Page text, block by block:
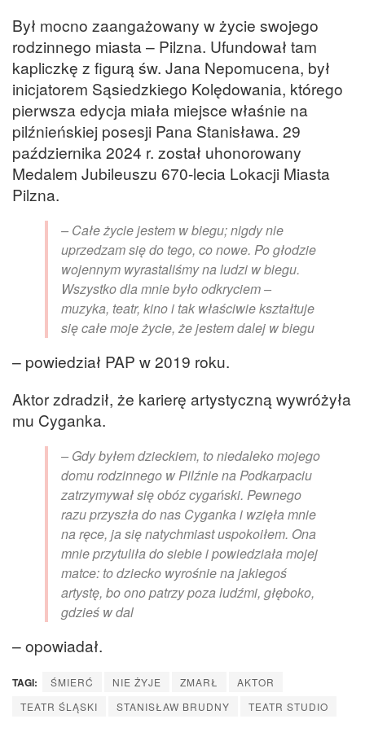
Był mocno zaangażowany w życie swojego
rodzinnego miasta – Pilzna. Ufundował tam
kapliczkę z figurą św. Jana Nepomucena, był
inicjatorem Sąsiedzkiego Kolędowania, którego
pierwsza edycja miała miejsce właśnie na
pilźnieńskiej posesji Pana Stanisława. 29
października 2024 r. został uhonorowany
Medalem Jubileuszu 670-lecia Lokacji Miasta
Pilzna.
– Całe życie jestem w biegu; nigdy nie
uprzedzam się do tego, co nowe. Po głodzie
wojennym wyrastaliśmy na ludzi w biegu.
Wszystko dla mnie było odkryciem –
muzyka, teatr, kino i tak właściwie kształtuje
się całe moje życie, że jestem dalej w biegu
– powiedział PAP w 2019 roku.
Aktor zdradził, że karierę artystyczną wywróżyła
mu Cyganka.
– Gdy byłem dzieckiem, to niedaleko mojego
domu rodzinnego w Pilźnie na Podkarpaciu
zatrzymywał się obóz cygański. Pewnego
razu przyszła do nas Cyganka i wzięła mnie
na ręce, ja się natychmiast uspokoiłem. Ona
mnie przytuliła do siebie i powiedziała mojej
matce: to dziecko wyrośnie na jakiegoś
artystę, bo ono patrzy poza ludźmi, głęboko,
gdzieś w dal
– opowiadał.
TAGI: ŚMIERĆ NIE ŻYJE ZMARŁ
AKTOR
TEATR ŚLĄSKI
STANISŁAW BRUDNY TEATR STUDIO